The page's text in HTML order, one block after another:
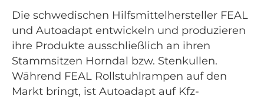
Die schwedischen Hilfsmittelhersteller FEAL
und Autoadapt entwickeln und produzieren
ihre Produkte ausschließlich an ihren
Stammsitzen Horndal bzw. Stenkullen.
Während FEAL Rollstuhlrampen auf den
Markt bringt, ist Autoadapt auf Kfz-